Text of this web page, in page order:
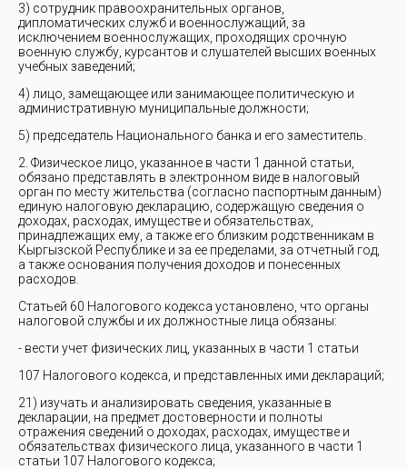
3) сотрудник правоохранительных органов,
дипломатических служб и военнослужащий, за
исключением военнослужащих, проходящих срочную
военную службу, курсантов и слушателей высших военных
учебных заведений;
4) лицо, замещающее или занимающее политическую и
административную муниципальные должности;
5) председатель Национального банка и его заместитель.
2. Физическое лицо, указанное в части 1 данной статьи,
обязано представлять в электронном виде в налоговый
орган по месту жительства (согласно паспортным данным)
единую налоговую декларацию, содержащую сведения о
доходах, расходах, имуществе и обязательствах,
принадлежащих ему, а также его близким родственникам в
Кыргызской Республике и за ее пределами, за отчетный год,
а также основания получения доходов и понесенных
расходов.
Статьей 60 Налогового кодекса установлено, что органы
налоговой службы и их должностные лица обязаны:
- вести учет физических лиц, указанных в части 1 статьи
107 Налогового кодекса, и представленных ими деклараций;
21) изучать и анализировать сведения, указанные в
декларации, на предмет достоверности и полноты
отражения сведений о доходах, расходах, имуществе и
обязательствах физического лица, указанного в части 1
статьи 107 Налогового кодекса;